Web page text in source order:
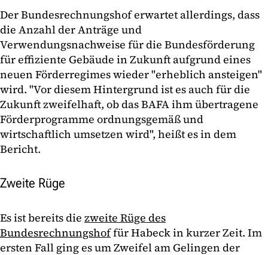
Der Bundesrechnungshof erwartet allerdings, dass
die Anzahl der Anträge und
Verwendungsnachweise für die Bundesförderung
für effiziente Gebäude in Zukunft aufgrund eines
neuen Förderregimes wieder "erheblich ansteigen"
wird. "Vor diesem Hintergrund ist es auch für die
Zukunft zweifelhaft, ob das BAFA ihm übertragene
Förderprogramme ordnungsgemäß und
wirtschaftlich umsetzen wird", heißt es in dem
Bericht.
Zweite Rüge
Es ist bereits die zweite Rüge des
Bundesrechnungshoffür Habeck in kurzer Zeit. Im
ersten Fall ging es um Zweifel am Gelingen der